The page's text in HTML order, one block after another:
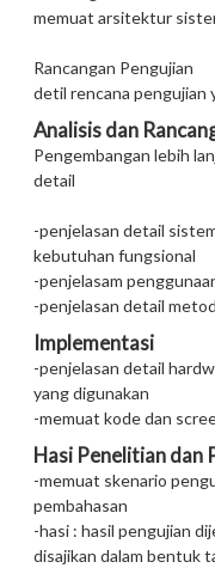
memuat arsitektur
Rancangan Pengujian
detil rencana pengujian
Analisis dan
Pengembangan lebih
detail
-penjelasan detail
kebutuhan fungsional
-penjelasam
-penjelasan detail
Implementasi
-penjelasan detail
yang digunakan
-memuat kode dan
Hasi Penelitian dan
-memuat skenario
pembahasan
-hasi : hasil pengujian
disajikan dalam bentuk